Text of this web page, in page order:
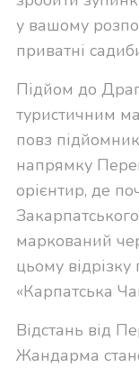
у вашому
приватні
Підйом до
туристичним
повз
напрямку
орієнтир, де
маркований
цьому
«Карпатська
Відстань від
Жандарма